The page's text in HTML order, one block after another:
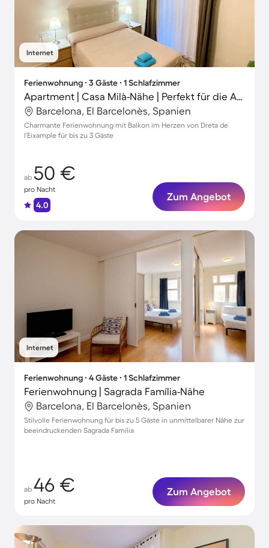
Internet
Ferienwohnung ∙ 3 Gäste ∙ 1 Schlafzimmer
Apartment | Casa Milà-Nähe | Perfekt für die Arbeit von Zuhause
Barcelona, El Barcelonès, Spanien
Charmante Ferienwohnung mit Balkon im Herzen von Dreta de
l'Eixample für bis zu 3 Gäste
ab 50 €
pro Nacht
4.0
Zum Angebot
Internet
Ferienwohnung ∙ 4 Gäste ∙ 1 Schlafzimmer
Ferienwohnung | Sagrada Família-Nähe
Barcelona, El Barcelonès, Spanien
Stilvolle Ferienwohnung für bis zu 5 Gäste in unmittelbarer Nähe zur
beeindruckenden Sagrada Familia
ab 46 €
pro Nacht
Zum Angebot